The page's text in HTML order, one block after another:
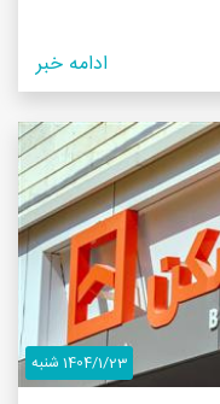
ادامه خبر
1404/1/23 شنبه